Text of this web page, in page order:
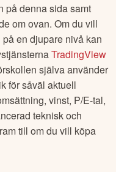
på denna sida samt
om ovan. Om du vill
på en djupare nivå kan
TradingView
själva använder
för såväl aktuell
vinst, P/E-tal,
teknisk och
till om du vill köpa